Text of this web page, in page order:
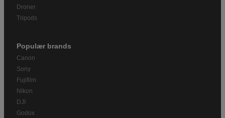
Droner
Tripods
Populær brands
Canon
Sony
Fujifilm
Nikon
DJI
Godox